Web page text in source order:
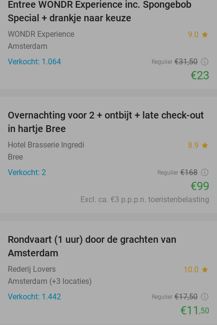
27%
Entree WONDR Experience inc. Spongebob
Special + drankje naar keuze
WONDR Experience 9.0 star
Amsterdam
Verkocht: 1.064
Regulier €31,50
€23
41%
TODAY
Overnachting voor 2 + ontbijt + late check-out
in hartje Bree
Hotel Brasserie Ingredi 8.9 star
Bree
Verkocht: 2
Regulier €168
€99
Excl. ca. €3 p.p.p.n. toeristenbelasting
Rondvaart (1 uur) door de grachten van
Amsterdam
Rederij Lovers 10.0 star
Amsterdam (+3 locaties)
Verkocht: 1.442
Regulier €17,50
€11 ,50